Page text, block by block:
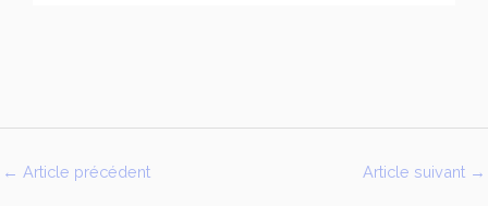
← Article précédent Article suivant →